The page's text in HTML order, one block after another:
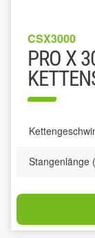
CSX3000
PRO X
Stangenlänge